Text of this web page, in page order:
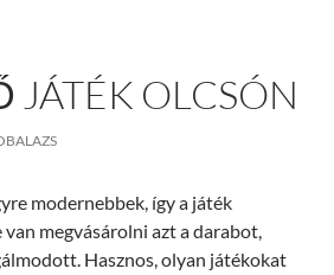
JÁTÉK OLCSÓN
modernebbek, így a játék
megvásárolni azt a darabot,
Hasznos, olyan játékokat